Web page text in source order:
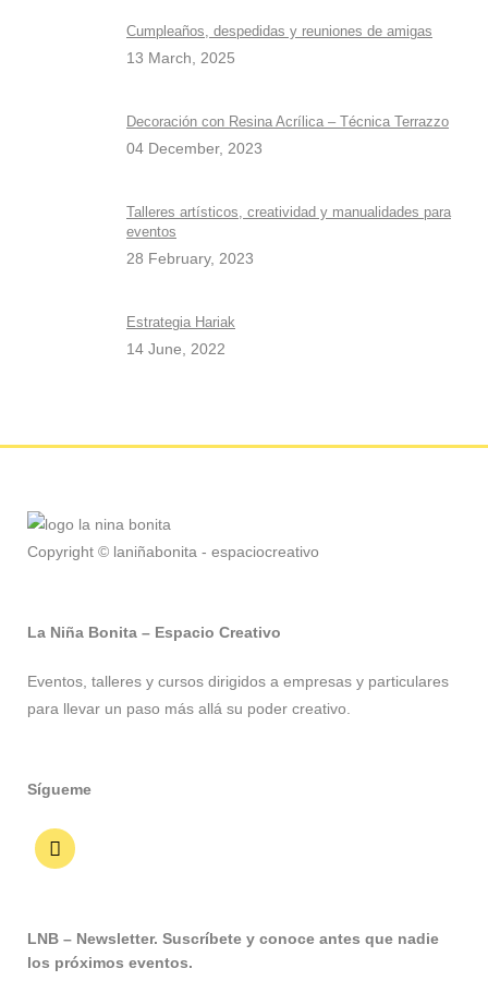
Cumpleaños, despedidas y reuniones de amigas
13 March, 2025
Decoración con Resina Acrílica – Técnica Terrazzo
04 December, 2023
Talleres artísticos, creatividad y manualidades para
eventos
28 February, 2023
Estrategia Hariak
14 June, 2022
Copyright © laniñabonita - espaciocreativo
La Niña Bonita – Espacio Creativo
Eventos, talleres y cursos dirigidos a empresas y particulares
para llevar un paso más allá su poder creativo.
Sígueme
LNB – Newsletter. Suscríbete y conoce antes que nadie
los próximos eventos.